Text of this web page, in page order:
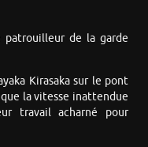
patrouilleur de la garde
Kirasaka sur le pont
la vitesse inattendue
travail acharné pour